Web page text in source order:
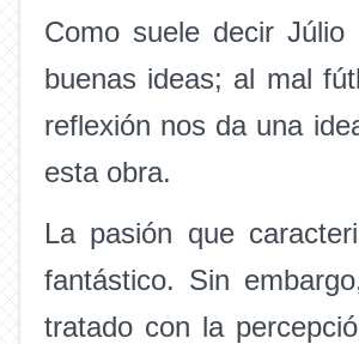
Como suele decir
buenas ideas; al mal
reflexión nos da una
esta obra.
La pasión que
fantástico. Sin
tratado con la